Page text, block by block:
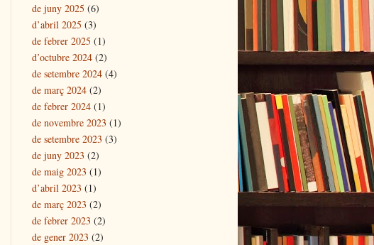
de juny 2025 (6)
d’abril 2025 (3)
de febrer 2025 (1)
d’octubre 2024 (2)
de setembre 2024 (4)
de març 2024 (2)
de febrer 2024 (1)
de novembre 2023 (1)
de setembre 2023 (3)
de juny 2023 (2)
de maig 2023 (1)
d’abril 2023 (1)
de març 2023 (2)
de febrer 2023 (2)
de gener 2023 (2)